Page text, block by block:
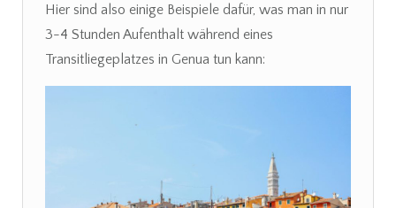
Hier sind also einige Beispiele dafür, was man in nur
3-4 Stunden Aufenthalt während eines
Transitliegeplatzes in Genua tun kann: